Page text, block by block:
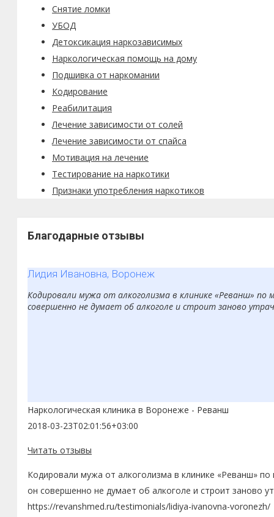
Снятие ломки
УБОД
Детоксикация наркозависимых
Наркологическая помощь на дому
Подшивка от наркомании
Кодирование
Реабилитация
Лечение зависимости от солей
Лечение зависимости от спайса
Мотивация на лечение
Тестирование на наркотики
Признаки употребления наркотиков
Благодарные отзывы
Лидия Ивановна, Воронеж
Кодировали мужа от алкоголизма в клинике «Реванш» по
совершенно не думает об алкоголе и строит заново
Наркологическая клиника в Воронеже - Реванш
2018-03-23T02:01:56+03:00
Читать отзывы
Кодировали мужа от алкоголизма в клинике «Реванш»
он совершенно не думает об алкоголе и строит заново
https://revanshmed.ru/testimonials/lidiya-ivanovna-voronezh/